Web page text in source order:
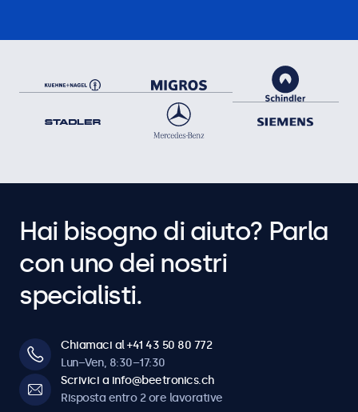
12TS7M, 13TS7, 13TS7M, 15TS7, 15TSV7M, 15TS7M, 17TSV7M,
Hai bisogno di aiuto? Parla
con uno dei nostri
specialisti.
Chiamaci al +41 43 50 80 772
Lun–Ven, 8:30–17:30
Scrivici a info@beetronics.ch
Risposta entro 2 ore lavorative